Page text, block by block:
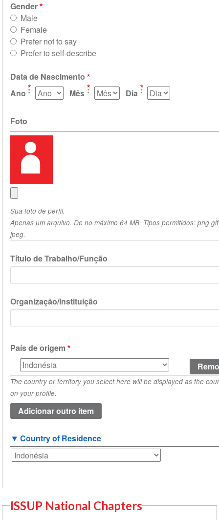
Gender
Male
Female
Prefer not to say
Prefer to self-describe
Data de Nascimento
Ano
Mês Dia
Foto
Sua foto de perfil.
Apenas um arquivo. De no máximo 64 MB. Tipos permitidos: png
jpeg.
Título de Trabalho/Função
Organização/Instituição
País de origem
País
de
origem
(valor
1)
The country or territory you select here will be displayed as the
on your profile.
Country of Residence
ISSUP National Chapters